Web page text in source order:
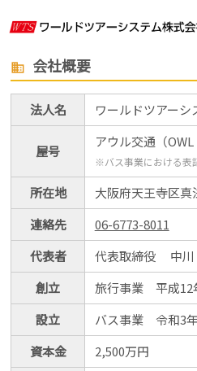
business 会社概要
法人名 ワールドツアー
屋号
アウル交通（OWL
※バス事業における表
所在地
大阪府天王寺区真
連絡先
06-6773-8011
代表者
代表取締役 中川
創立
旅行事業 平成12
設立
バス事業 令和3
資本金
2,500万円